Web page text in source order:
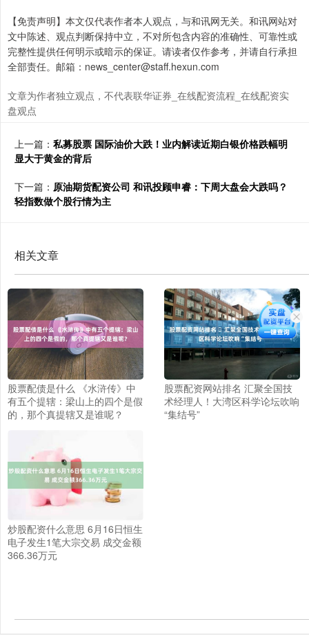
【免责声明】本文仅代表作者本人观点，与和讯网无关。和讯网站对
文中陈述、观点判断保持中立，不对所包含内容的准确性、可靠性或
完整性提供任何明示或暗示的保证。请读者仅作参考，并请自行承担
全部责任。邮箱：news_center@staff.hexun.com
文章为作者独立观点，不代表联华证券_在线配资流程_在线配资实
盘观点
上一篇： 私募股票 国际油价大跌！业内解读近期白银价格跌幅明
显大于黄金的背后
下一篇： 原油期货配资公司 和讯投顾申睿：下周大盘会大跌吗？
轻指数做个股行情为主
相关文章
股票配债是什么 《水浒传》中
有五个提辖：梁山上的四个是假
的，那个真提辖又是谁呢？
股票配资网站排名 ​汇聚全国技
术经理人！大湾区科学论坛吹响
“集结号”
炒股配资什么意思 6月16日恒生
电子发生1笔大宗交易 成交金额
366.36万元